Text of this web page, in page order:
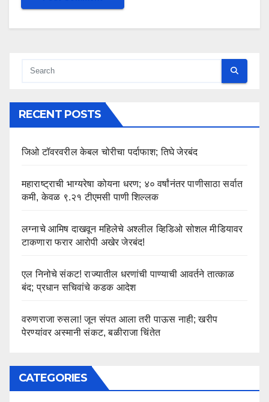
RECENT POSTS
जिओ टॉवरवरील केबल चोरीचा पर्दाफाश; तिघे जेरबंद
महाराष्ट्राची भाग्यरेषा कोयना धरण; ४० वर्षांनंतर पाणीसाठा सर्वात
कमी, केवळ ९.२१ टीएमसी पाणी शिल्लक
लग्नाचे आमिष दाखवून महिलेचे अश्लील व्हिडिओ सोशल मीडियावर
टाकणारा फरार आरोपी अखेर जेरबंद!
एल निनोचे संकट! राज्यातील धरणांची पाण्याची आवर्तने तात्काळ
बंद; प्रधान सचिवांचे कडक आदेश
वरुणराजा रुसला! जून संपत आला तरी पाऊस नाही; खरीप
पेरण्यांवर अस्मानी संकट, बळीराजा चिंतेत
CATEGORIES